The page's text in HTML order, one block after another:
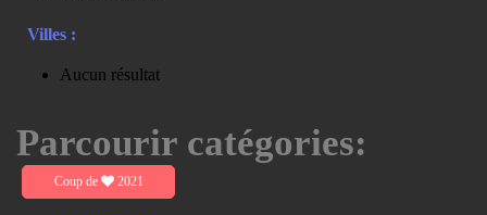
Villes :
Aucun résultat
Parcourir catégories:
Coup de 2021